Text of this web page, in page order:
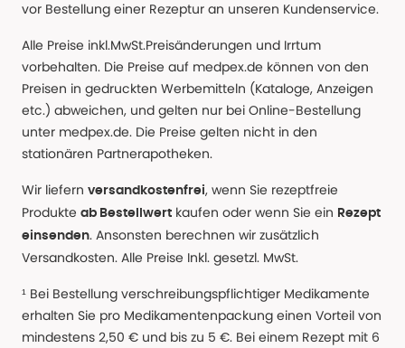
vor Bestellung einer Rezeptur an unseren Kundenservice.
Alle Preise inkl.MwSt.Preisänderungen und Irrtum
vorbehalten. Die Preise auf medpex.de können von den
Preisen in gedruckten Werbemitteln (Kataloge, Anzeigen
etc.) abweichen, und gelten nur bei Online-Bestellung
unter medpex.de. Die Preise gelten nicht in den
stationären Partnerapotheken.
Wir liefern versandkostenfrei, wenn Sie rezeptfreie
Produkte ab Bestellwert kaufen oder wenn Sie ein Rezept
einsenden. Ansonsten berechnen wir zusätzlich
Versandkosten. Alle Preise Inkl. gesetzl. MwSt.
¹ Bei Bestellung verschreibungspflichtiger Medikamente
erhalten Sie pro Medikamentenpackung einen Vorteil von
mindestens 2,50 € und bis zu 5 €. Bei einem Rezept mit 6